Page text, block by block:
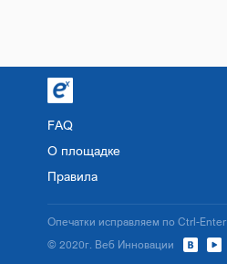
FAQ
О площадке
Правила
© 2020г. Веб Инновации
Опечатки исправляем по Ctrl-Enter